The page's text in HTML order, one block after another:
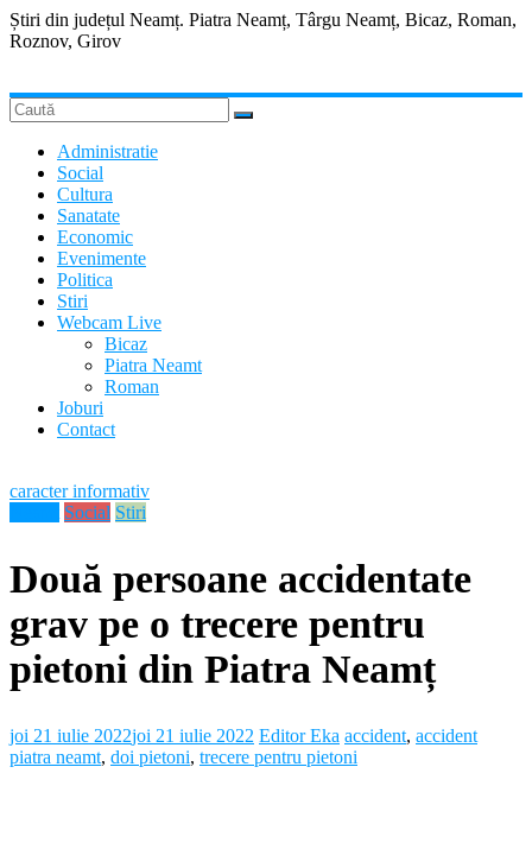
Știri din județul Neamț. Piatra Neamț, Târgu Neamț, Bicaz, Roman,
Roznov, Girov
Administratie
Social
Cultura
Sanatate
Economic
Evenimente
Politica
Stiri
Webcam Live
Bicaz
Piatra Neamt
Roman
Joburi
Contact
caracter informativ
Social Stiri
Două persoane accidentate
grav pe o trecere pentru
pietoni din Piatra Neamț
joi 21 iulie 2022joi 21 iulie 2022 Editor Eka accident, accident
piatra neamt, doi pietoni, trecere pentru pietoni